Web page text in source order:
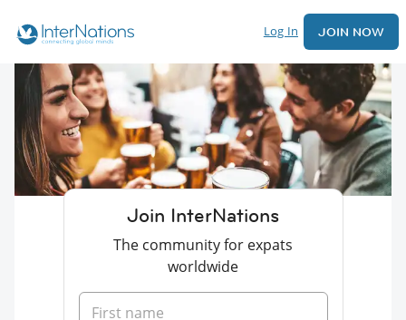
Log In JOIN NOW
Join InterNations
The community for expats
worldwide